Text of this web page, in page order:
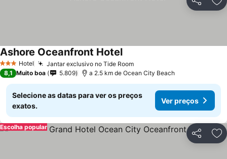
Partilhar
3 EstrelasHotel Jantar exclusivo no Tide RoomVer preços
Ashore Oceanfront HotelVer preços
8,1 Muito boa 5.809 a 2.5 km de Ocean City Beach
Selecione as datas para ver os preços
exatos.
Ver preços
Partilhar
Escolha popular